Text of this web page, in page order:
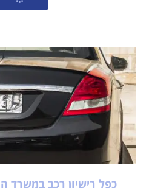
כפל רישיון רכב במשרד